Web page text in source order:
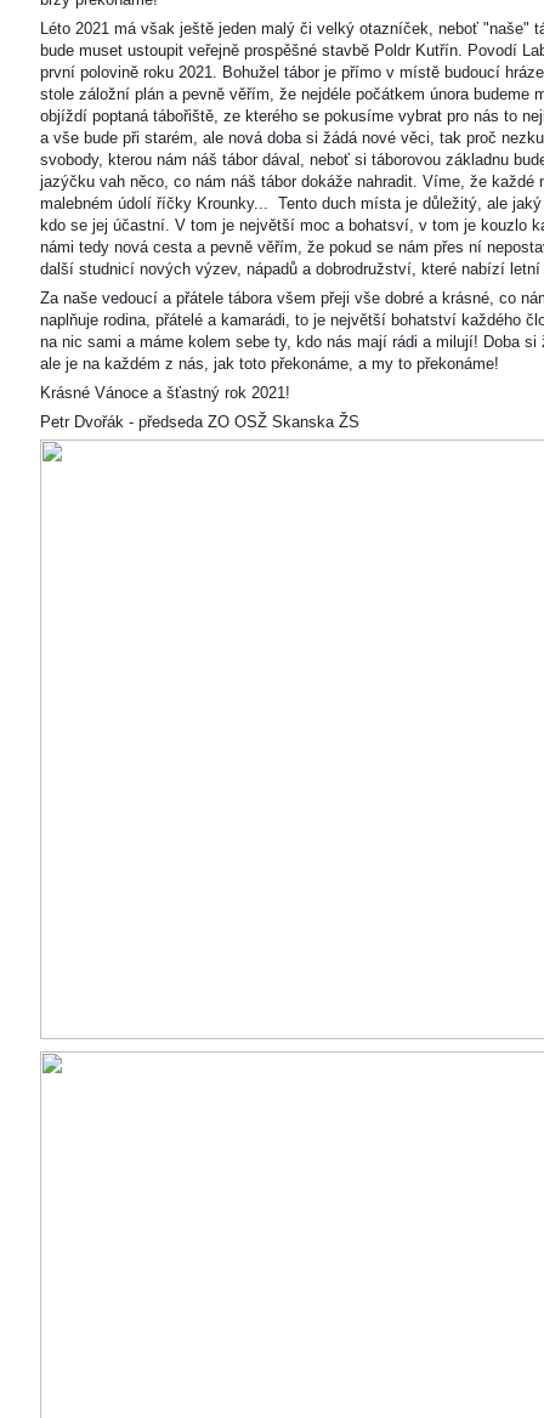
Léto 2021 má však ještě jeden malý či velký otazníček, neboť "naše"
bude muset ustoupit veřejně prospěšné stavbě Poldr Kutřín. Povodí
první polovině roku 2021. Bohužel tábor je přímo v místě budoucí
stole záložní plán a pevně věřím, že nejdéle počátkem února
objíždí poptaná tábořiště, ze kterého se pokusíme vybrat pro nás to
a vše bude při starém, ale nová doba si žádá nové věci, tak proč
svobody, kterou nám náš tábor dával, neboť si táborovou základnu
jazýčku vah něco, co nám náš tábor dokáže nahradit. Víme, že
malebném údolí říčky Krounky... Tento duch místa je důležitý, ale
kdo se jej účastní. V tom je největší moc a bohatsví, v tom je kouzlo
námi tedy nová cesta a pevně věřím, že pokud se nám přes ní
další studnicí nových výzev, nápadů a dobrodružství, které nabízí letní
Za naše vedoucí a přátele tábora všem přeji vše dobré a krásné, co
naplňuje rodina, přátelé a kamarádi, to je největší bohatství každého
na nic sami a máme kolem sebe ty, kdo nás mají rádi a milují! Doba
ale je na každém z nás, jak toto překonáme, a my to překonáme!
Krásné Vánoce a šťastný rok 2021!
Petr Dvořák - předseda ZO OSŽ Skanska ŽS